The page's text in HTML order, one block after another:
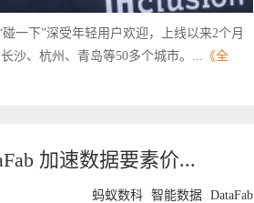
一下”深受年轻用户欢迎，上线以来2个月
沙、杭州、青岛等50多个城市。... 《全
加速数据要素价...
蚂蚁数科 智能数据 DataFab